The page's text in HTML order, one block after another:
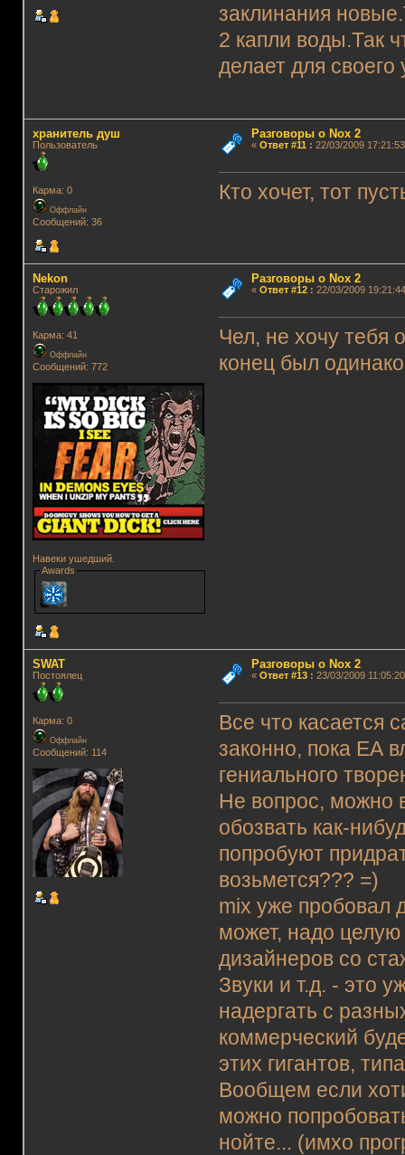
заклинания
2 капли воды.Так
делает для своего
хранитель душ
Пользователь
Карма: 0
Оффлайн
Сообщений: 36
Разговоры о Nox 2
« Ответ #11 : 22/03/2009
Кто хочет, тот
Nekon
Старожил
Карма: 41
Оффлайн
Сообщений: 772
Навеки ушедший.
Awards
Разговоры о Nox 2
« Ответ #12: 22/03/2009
Чел, не хочу тебя
конец был
SWAT
Постоялец
Карма: 0
Оффлайн
Сообщений: 114
Разговоры о Nox 2
« Ответ #13: 23/03/2009
Все что касается
законно, пока ЕА
гениального
Не вопрос, можно
обозвать как-
попробуют
возьмется??? =)
mix уже пробовал
может, надо
дизайнеров со
Звуки и т.д. - это
надергать с
коммерческий
этих гигантов,
Вообщем если
можно
нойте... (имхо